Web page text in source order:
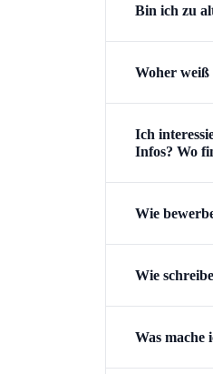
Bin ich zu
Woher weiß
Ich
Infos? Wo
Wie
Wie
Was mache